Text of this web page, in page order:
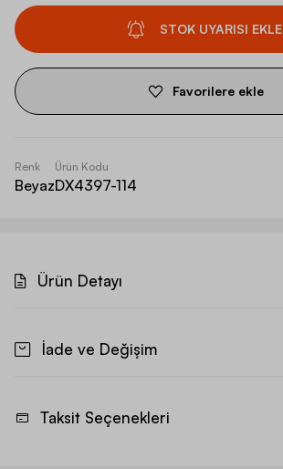
STOK UYARISI EKLE
Favorilere ekle
Renk
Beyaz
Ürün Kodu
DX4397-114
Ürün Detayı
İade ve Değişim
Taksit Seçenekleri